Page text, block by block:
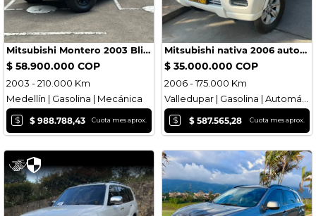
Mitsubishi Montero 2003 Blindado
$ 58.900.000 COP
2003 - 210.000 Km
Medellín | Gasolina | Mecánica
$ $ 988.788,43 Cuota mes aprox.
Mitsubishi nativa 2006 automatica blindada
$ 35.000.000 COP
2006 - 175.000 Km
$ $ 587.565,28 Cuota mes aprox.